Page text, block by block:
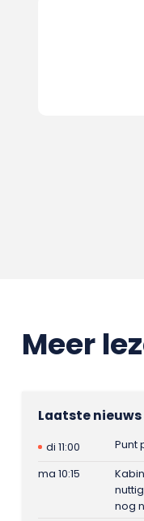
Meer
Laatste nieuws
di 11:00
Punt
ma 10:15
nog